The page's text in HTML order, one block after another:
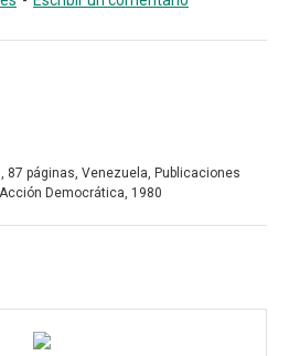
87 páginas, Venezuela, Publicaciones
Democrática, 1980